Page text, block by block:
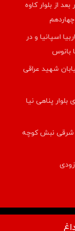
از بلوار کاوه
اسپانیا و در
بانوس
شهید عراقی
پناهی نیا
شرقی نبش کوچه